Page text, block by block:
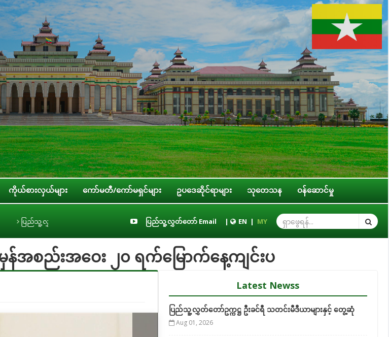
ကိုယ်စားလှယ်များ ကော်မတီ/ကော်မရှင်များ ဥပဒေဆိုင်ရာများ သုတေသန ဝန်ဆောင်မှု
လူငယ်၊ အမျိုးသမီး၊ ကလေးသူငယ်နှင့် သက်ကြီးရွယ်အို အခွင့်အရေးဆိုင်ရာ ကော်မတီဥက္ကဋ္ဌ ဒေါ်ဝင်းမော်ထွန်း နိုင်ငံတကာခေါင်းဆောင်မှု
ပြည်သူ့လွှတ်တော် Email | EN | MY
းအဝေး ၂၀ ရက်မြောက်နေ့ကျင်းပ
Latest Newss
ပြည်သူ့လွှတ်တော်ဥက္ကဋ္ဌ ဦးခင်ရီ သတင်းမီဒီယာများနှင့် တွေ့ဆုံ
Aug 01, 2026